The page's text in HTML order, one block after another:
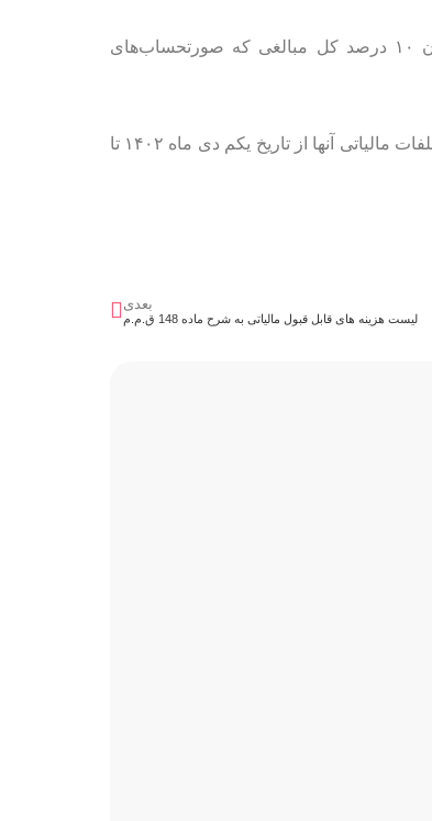
۶. عدم صدور صورتحساب الکترونیکی توسط اشخاص موضوع ماده ۱۶ مکرر این قانون، به میزان ۱۰ درصد کل مبالغی که صورتحساب‌های
، تخلفات مالیاتی آنها از تاریخ یکم دی ماه ۱۴۰۲ تا
بعدی
لیست هزینه های قابل قبول مالیاتی به شرح ماده 148 ق.م.م